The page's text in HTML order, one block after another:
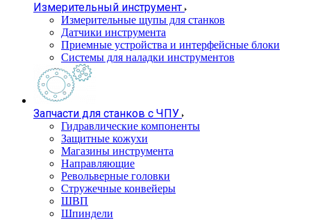
Измерительный инструмент
Измерительные щупы для станков
Датчики инструмента
Приемные устройства и интерфейсные блоки
Системы для наладки инструментов
Запчасти для станков с ЧПУ
Гидравлические компоненты
Защитные кожухи
Магазины инструмента
Направляющие
Револьверные головки
Стружечные конвейеры
ШВП
Шпиндели